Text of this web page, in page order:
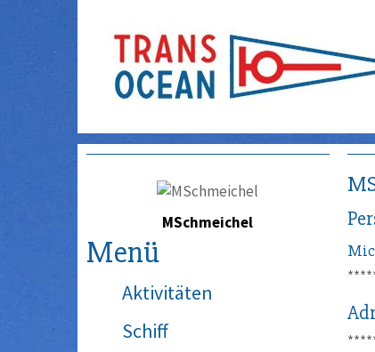
MSchmeichel
Menü
Aktivitäten
Schiff